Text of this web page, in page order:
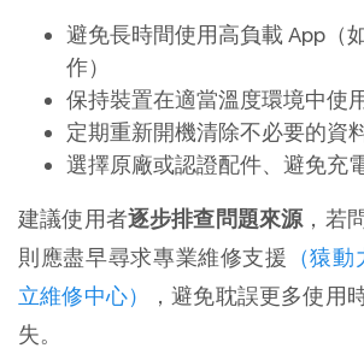
避免長時間使用高負載 App（
作）
保持裝置在適當溫度環境中使
定期重新開機清除不必要的資
選擇原廠或認證配件、避免充
建議使用者逐步排查問題來源 ，若
則應盡早尋求專業維修支援 （猿
立維修中心）
，避免耽誤更多使用
失。